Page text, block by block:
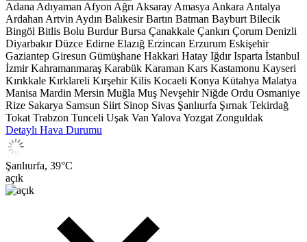
Adana Adıyaman Afyon Ağrı Aksaray Amasya Ankara Antalya
Ardahan Artvin Aydın Balıkesir Bartın Batman Bayburt Bilecik
Bingöl Bitlis Bolu Burdur Bursa Çanakkale Çankırı Çorum Denizli
Diyarbakır Düzce Edirne Elazığ Erzincan Erzurum Eskişehir
Gaziantep Giresun Gümüşhane Hakkari Hatay Iğdır Isparta İstanbul
İzmir Kahramanmaraş Karabük Karaman Kars Kastamonu Kayseri
Kırıkkale Kırklareli Kırşehir Kilis Kocaeli Konya Kütahya Malatya
Manisa Mardin Mersin Muğla Muş Nevşehir Niğde Ordu Osmaniye
Rize Sakarya Samsun Siirt Sinop Sivas Şanlıurfa Şırnak Tekirdağ
Tokat Trabzon Tunceli Uşak Van Yalova Yozgat Zonguldak
Detaylı Hava Durumu
Şanlıurfa, 39°C
açık